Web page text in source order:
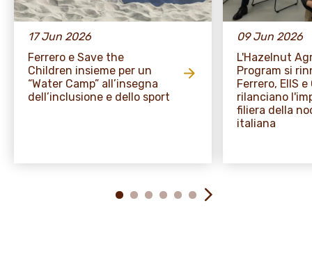
17 Jun 2026
Ferrero e Save the
Children insieme per un
“Water Camp” all’insegna
dell’inclusione e dello sport
09 Jun 2026
L'Hazelnut
Program si
Ferrero, EIIS e
rilanciano
filiera della
italiana